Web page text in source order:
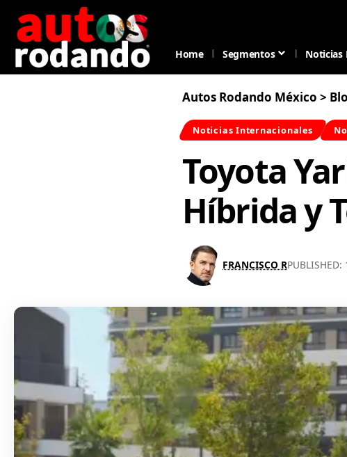
Home Segmentos Noticias
Autos Rodando México >
Noticias Internacionales
Toyota
Híbrida y
FRANCISCO R